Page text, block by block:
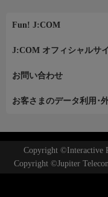
Fun! J:COM
J:COM オフィシャルサ
お問い合わせ
お客さまのデータ利用･
Copyright ©Interactive
Copyright ©Jupiter